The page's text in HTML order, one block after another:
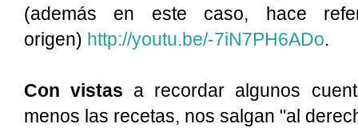
(además en este caso, hace
origen) http://youtu.be/-7iN7PH6ADo.
Con vistas a recordar algunos
menos las recetas, nos salgan "al